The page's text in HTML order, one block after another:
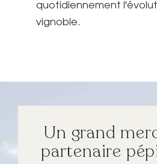
quotidiennement
vignoble.
Un grand
partenaire